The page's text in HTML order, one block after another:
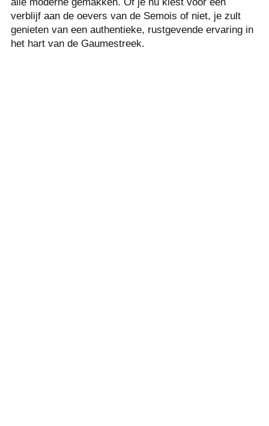
verblijf aan de oevers van de Semois of niet, je zult
genieten van een authentieke, rustgevende ervaring in
het hart van de Gaumestreek.